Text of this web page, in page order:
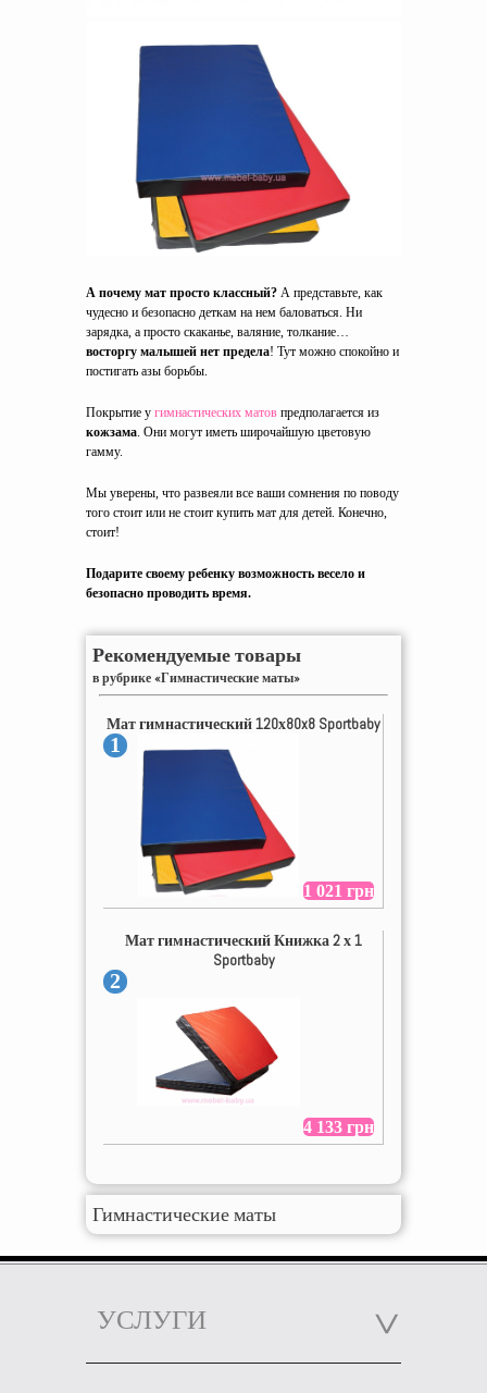
А почему мат просто классный? А представьте, как
чудесно и безопасно деткам на нем баловаться. Ни
зарядка, а просто скаканье, валяние, толкание…
восторгу малышей нет предела! Тут можно спокойно и
постигать азы борьбы.
Покрытие у гимнастических матов предполагается из
кожзама. Они могут иметь широчайшую цветовую
гамму.
Мы уверены, что развеяли все ваши сомнения по поводу
того стоит или не стоит купить мат для детей. Конечно,
стоит!
Подарите своему ребенку возможность весело и
безопасно проводить время.
Рекомендуемые товары
в рубрике «Гимнастические маты»
Мат гимнастический 120х80x8 Sportbaby
1
1 021 грн
Мат гимнастический Книжка 2 х 1
Sportbaby
2
4 133 грн
Гимнастические маты
УСЛУГИ